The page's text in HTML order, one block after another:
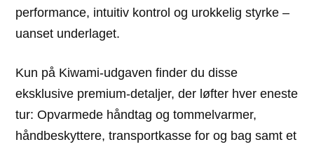
performance, intuitiv kontrol og urokkelig styrke –
uanset underlaget.
Kun på Kiwami-udgaven finder du disse
eksklusive premium-detaljer, der løfter hver eneste
tur: Opvarmede håndtag og tommelvarmer,
håndbeskyttere, transportkasse for og bag samt et